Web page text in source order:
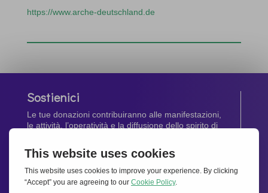
https://www.arche-deutschland.de
Sostienici
Le tue donazioni contribuiranno alle manifestazioni,
le attività, l’operatività e la diffusione dello spirito di
Dona Ora